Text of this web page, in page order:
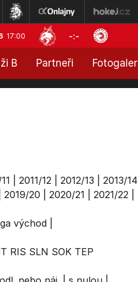
17:00 -:-
B Partneři
2011/12| 2012/13 2013/14
2019/20 2020/21 2021/22|
východ|
RIS SLN SOK TEP